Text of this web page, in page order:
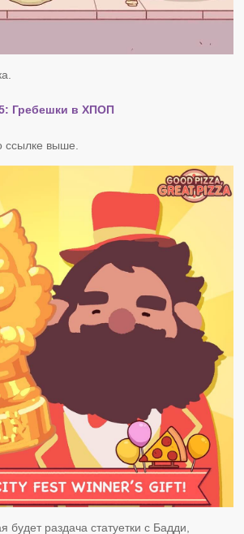
Гребешки в ХПОП
ссылке выше.
раздача статуетки с Бадди,